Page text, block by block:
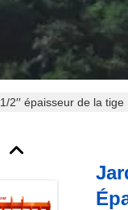
épaisseur de la